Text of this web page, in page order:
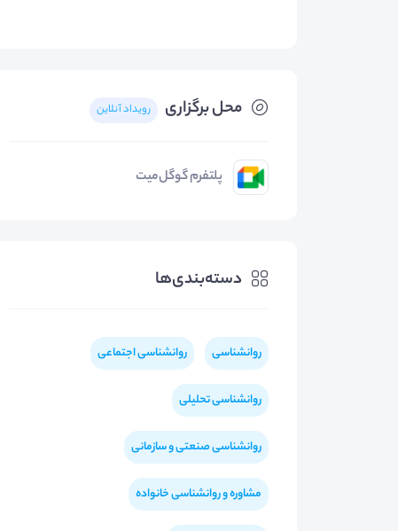
محل برگزاری رویداد آنلاین
پلتفرم گوگل‌میت
دسته‌بندی‌ها
روانشناسی روانشناسی اجتماعی
روانشناسی تحلیلی
روانشناسی صنعتی و سازمانی
مشاوره و روانشناسی خانواده